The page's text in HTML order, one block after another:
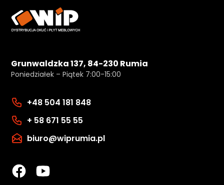
Grunwaldzka 137, 84-230 Rumia
Poniedziałek – Piątek 7:00-15:00
+48 504 181 848
+ 58 671 55 55
biuro@wiprumia.pl